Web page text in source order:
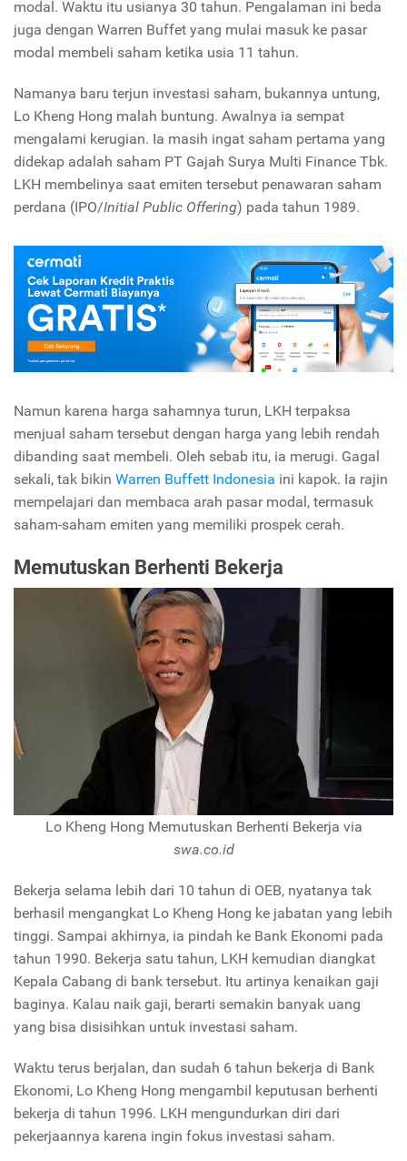
modal. Waktu itu usianya 30 tahun. Pengalaman ini beda
juga dengan Warren Buffet yang mulai masuk ke pasar
modal membeli saham ketika usia 11 tahun.
Namanya baru terjun investasi saham, bukannya untung,
Lo Kheng Hong malah buntung. Awalnya ia sempat
mengalami kerugian. Ia masih ingat saham pertama yang
didekap adalah saham PT Gajah Surya Multi Finance Tbk.
LKH membelinya saat emiten tersebut penawaran saham
perdana (IPO/Initial Public Offering) pada tahun 1989.
Namun karena harga sahamnya turun, LKH terpaksa
menjual saham tersebut dengan harga yang lebih rendah
dibanding saat membeli. Oleh sebab itu, ia merugi. Gagal
sekali, tak bikin Warren Buffett Indonesia ini kapok. Ia rajin
mempelajari dan membaca arah pasar modal, termasuk
saham-saham emiten yang memiliki prospek cerah.
Memutuskan Berhenti Bekerja
Lo Kheng Hong Memutuskan Berhenti Bekerja via
swa.co.id
Bekerja selama lebih dari 10 tahun di OEB, nyatanya tak
berhasil mengangkat Lo Kheng Hong ke jabatan yang lebih
tinggi. Sampai akhirnya, ia pindah ke Bank Ekonomi pada
tahun 1990. Bekerja satu tahun, LKH kemudian diangkat
Kepala Cabang di bank tersebut. Itu artinya kenaikan gaji
baginya. Kalau naik gaji, berarti semakin banyak uang
yang bisa disisihkan untuk investasi saham.
Waktu terus berjalan, dan sudah 6 tahun bekerja di Bank
Ekonomi, Lo Kheng Hong mengambil keputusan berhenti
bekerja di tahun 1996. LKH mengundurkan diri dari
pekerjaannya karena ingin fokus investasi saham.